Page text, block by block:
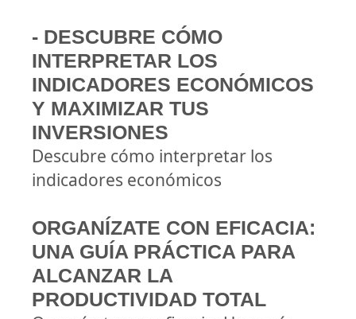
- DESCUBRE CÓMO
INTERPRETAR LOS
INDICADORES ECONÓMICOS
Y MAXIMIZAR TUS
INVERSIONES
Descubre cómo interpretar los
indicadores económicos
ORGANÍZATE CON EFICACIA:
UNA GUÍA PRÁCTICA PARA
ALCANZAR LA
PRODUCTIVIDAD TOTAL